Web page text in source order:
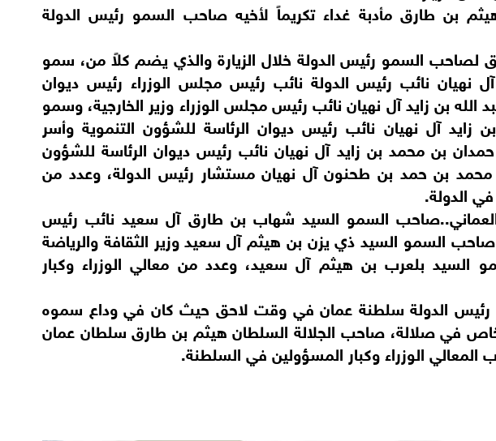
بن طارق مأدبة غداء تكريماً لأخيه صاحب السمو رئيس الدولة
لصاحب السمو رئيس الدولة خلال الزيارة والذي يضم كلاً من، سمو
نهيان نائب رئيس الدولة نائب رئيس مجلس الوزراء رئيس ديوان
الله بن زايد آل نهيان نائب رئيس مجلس الوزراء وزير الخارجية، وسمو
آل نهيان نائب رئيس ديوان الرئاسة للشؤون التنموية وأسر
بن محمد بن زايد آل نهيان نائب رئيس ديوان الرئاسة للشؤون
محمد بن حمد بن طحنون آل نهيان مستشار رئيس الدولة، وعدد من
الدولة.
السمو السيد شهاب بن طارق آل سعيد نائب رئيس
السمو السيد ذي يزن بن هيثم آل سعيد وزير الثقافة والرياضة
السيد بلعرب بن هيثم آل سعيد، وعدد من معالي الوزراء وكبار
الدولة سلطنة عمان في وقت لاحق حيث كان في وداع سموه
في صلالة، صاحب الجلالة السلطان هيثم بن طارق سلطان عمان
الوزراء وكبار المسؤولين في السلطنة.